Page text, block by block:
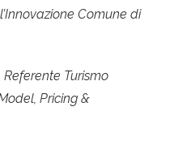
Comune di
Referente Turismo
Pricing &